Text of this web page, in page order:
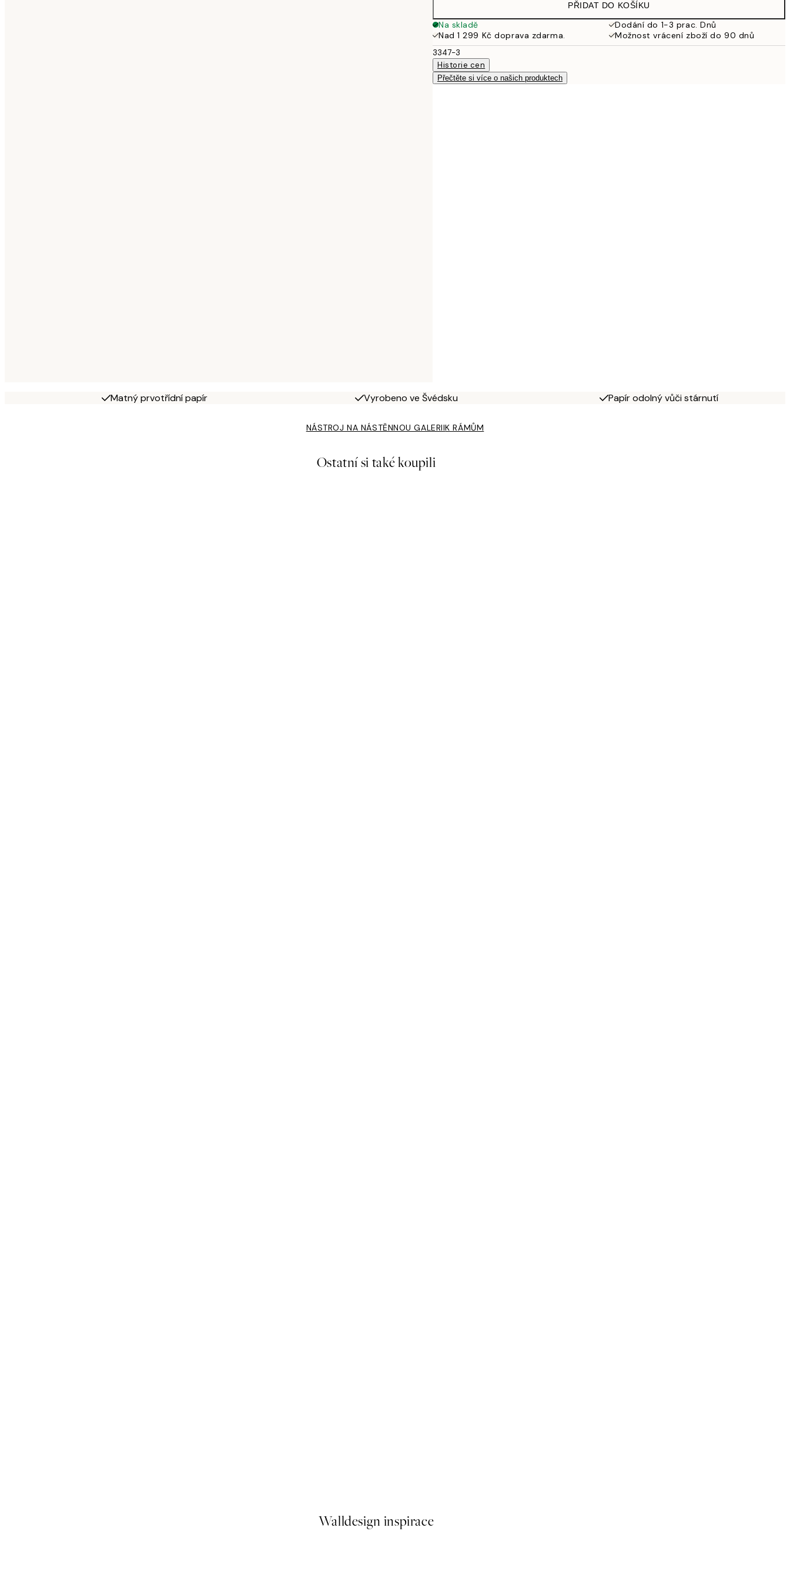
499 Kč
PŘIDAT DO KOŠÍKU
Na skladě
Dodání do 1-3 prac. Dnů
Nad 1 299 Kč doprava zdarma.
Možnost vrácení zboží do 90 dnů
3347-3
Historie cen
Přečtěte si více o našich produktech
Matný prvotřídní papír Vyrobeno ve Švédsku Papír odolný vůči stárnutí
NÁSTROJ NA NÁSTĚNNOU GALERIIK RÁMŮM
Ostatní si také koupili
Walldesign inspirace